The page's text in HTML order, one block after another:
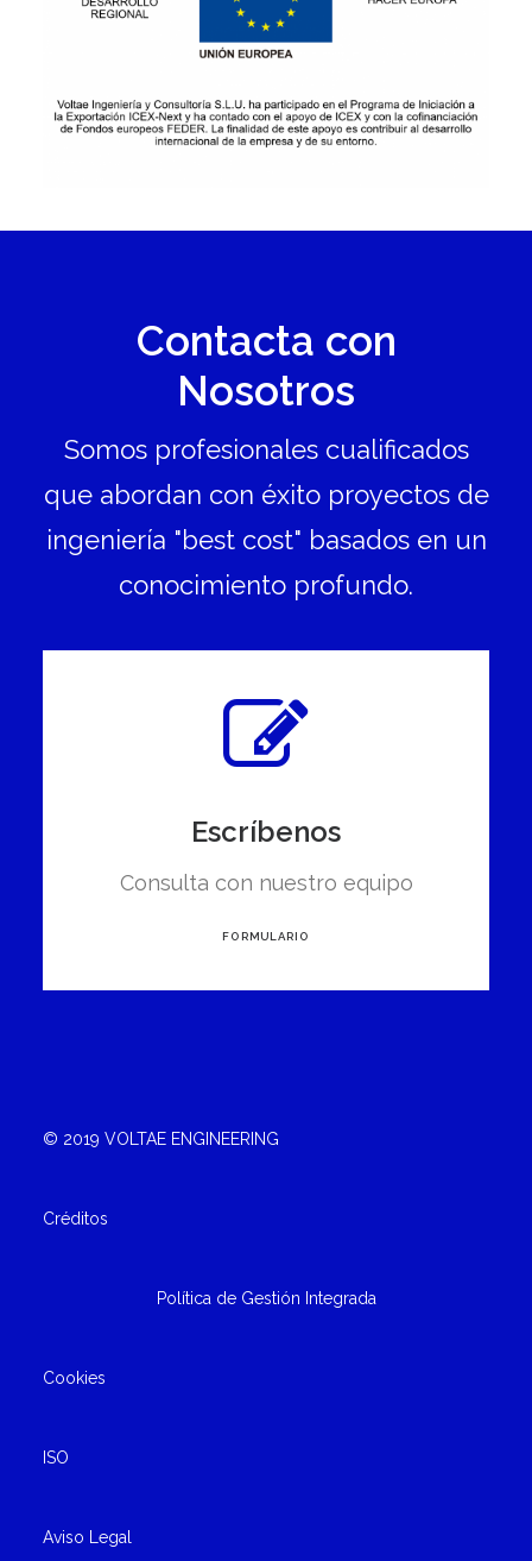
Contacta con
Nosotros
Somos profesionales cualificados
que abordan con éxito proyectos de
ingeniería "best cost" basados en un
conocimiento profundo.
Escríbenos
Consulta con nuestro equipo
FORMULARIO
© 2019 VOLTAE ENGINEERING
Créditos
Política de Gestión Integrada
Cookies
ISO
Aviso Legal